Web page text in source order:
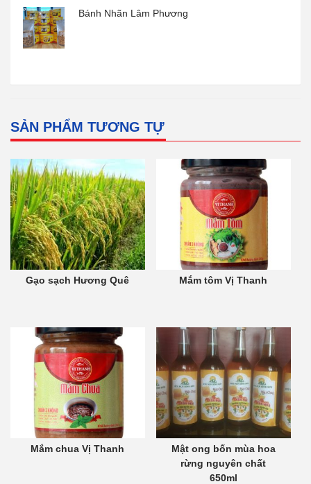
Bánh Nhãn Lâm Phương
SẢN PHẨM TƯƠNG TỰ
Gạo sạch Hương Quê Mắm tôm Vị Thanh
Mắm chua Vị Thanh
Mật ong bốn mùa hoa
rừng nguyên chất
650ml